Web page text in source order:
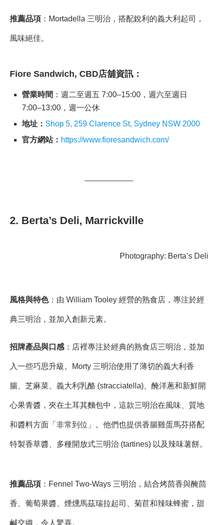
推薦品項 ：Mortadella 三明治，搭配銳利的義大利起司，
風味絕佳。
Fiore Sandwich, CBD店舖資訊：
營業時間 ：週二至週五 7:00–15:00，週六至週日
7:00–13:00，週一公休
地址： Shop 5, 259 Clarence St, Sydney NSW 2000
官方網站： https://www.fioresandwich.com/
2. Berta’s Deli, Marrickville
Photography: Berta’s Deli
風格與特色：由 William Tooley 經營的熟食店，專注於經
典三明治，並加入創新元素。
招牌產品與口感 ：店裡專注於經典的熟食店三明治，並加
入一些巧思升級。Morty 三明治使用了薄切的義大利香
腸、芝麻菜、義大利乳酪 (stracciatella)、醃洋蔥和新鮮開
心果青醬，夾在土耳其麵包中，這款三明治在風味、質地
和醬料方面「非常到位」。他們也提供香腸雞蛋馬芬搭配
特製香草醬、多種開放式三明治 (tartines) 以及辣味薯餅。
推薦品項 ：Fennel Two-Ways 三明治，結合烤茴香與醃茴
香、葡萄果醬、煙燻馬茲瑞拉起司、菊苣和辣味蜂蜜，甜
鹹交織，令人驚喜。